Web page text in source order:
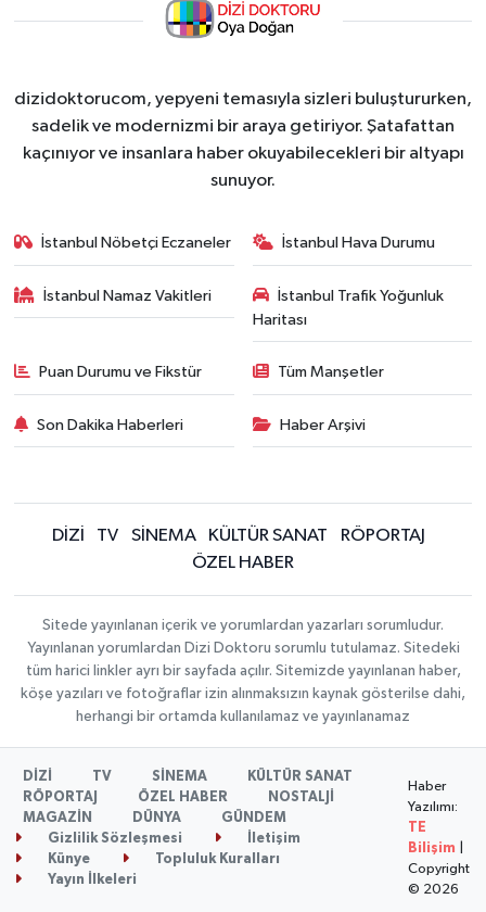
dizidoktorucom, yepyeni temasıyla sizleri buluştururken,
sadelik ve modernizmi bir araya getiriyor. Şatafattan
kaçınıyor ve insanlara haber okuyabilecekleri bir altyapı
sunuyor.
İstanbul Nöbetçi Eczaneler İstanbul Hava Durumu
İstanbul Namaz Vakitleri
İstanbul Trafik Yoğunluk
Haritası
Puan Durumu ve Fikstür Tüm Manşetler
Son Dakika Haberleri Haber Arşivi
DİZİ TV SİNEMA KÜLTÜR SANAT
RÖPORTAJ
ÖZEL HABER
Sitede yayınlanan içerik ve yorumlardan yazarları sorumludur.
Yayınlanan yorumlardan Dizi Doktoru sorumlu tutulamaz. Sitedeki
tüm harici linkler ayrı bir sayfada açılır. Sitemizde yayınlanan haber,
köşe yazıları ve fotoğraflar izin alınmaksızın kaynak gösterilse dahi,
herhangi bir ortamda kullanılamaz ve yayınlanamaz
DİZİ TV SİNEMA
KÜLTÜR SANAT
RÖPORTAJ
ÖZEL HABER
NOSTALJİ
MAGAZİN
DÜNYA
GÜNDEM
Gizlilik Sözleşmesi
İletişim
Künye
Topluluk Kuralları
Yayın İlkeleri
Haber
Yazılımı:
TE
Bilişim
Copyright
© 2026